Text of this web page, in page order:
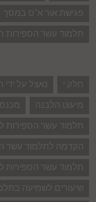
פגישת אור א"ס במסך
תלמוד עשר הספירות
חלק י נאצל על ידי
מיעוט הלבנה
תלמוד עשר הספירות
הקדמה לתלמוד עשר
תלמוד עשר הספירות
שיעורים לשמיעה